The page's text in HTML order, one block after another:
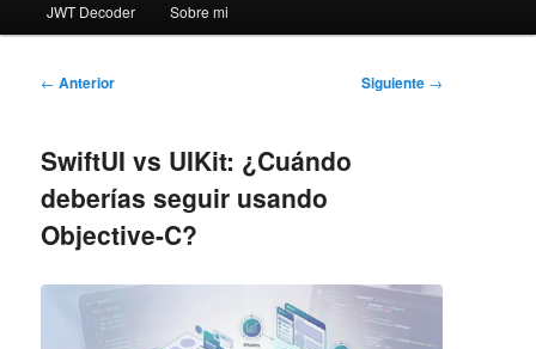
JWT Decoder Sobre mi
Navegación
← Anterior Siguiente →
SwiftUI vs UIKit: ¿Cuándo
deberías seguir usando
Objective-C?